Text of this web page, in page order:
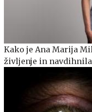
Kako je Ana Marija
življenje in